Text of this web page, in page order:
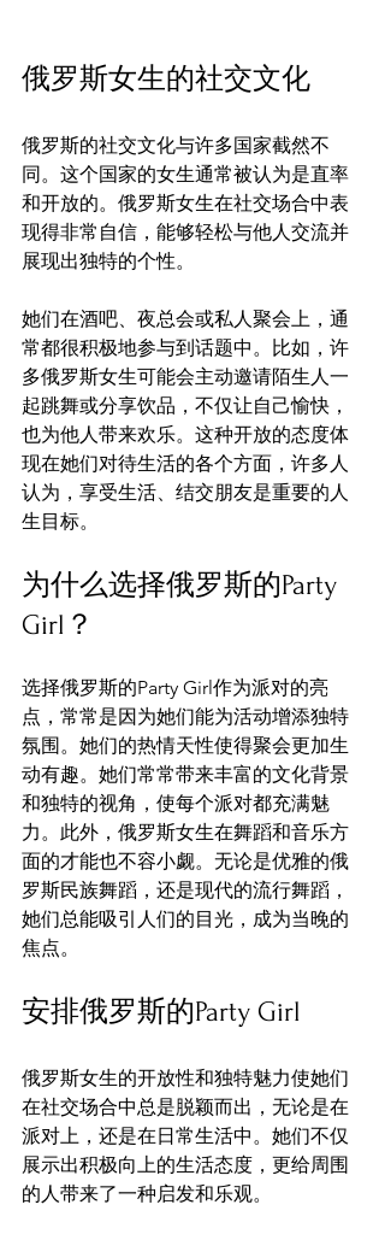
俄罗斯女生的社交文化
俄罗斯的社交文化与许多国家截然不
同。这个国家的女生通常被认为是直率
和开放的。俄罗斯女生在社交场合中表
现得非常自信，能够轻松与他人交流并
展现出独特的个性。
她们在酒吧、夜总会或私人聚会上，通
常都很积极地参与到话题中。比如，许
多俄罗斯女生可能会主动邀请陌生人一
起跳舞或分享饮品，不仅让自己愉快，
也为他人带来欢乐。这种开放的态度体
现在她们对待生活的各个方面，许多人
认为，享受生活、结交朋友是重要的人
生目标。
为什么选择俄罗斯的Party
Girl？
选择俄罗斯的Party Girl作为派对的亮
点，常常是因为她们能为活动增添独特
氛围。她们的热情天性使得聚会更加生
动有趣。她们常常带来丰富的文化背景
和独特的视角，使每个派对都充满魅
力。此外，俄罗斯女生在舞蹈和音乐方
面的才能也不容小觑。无论是优雅的俄
罗斯民族舞蹈，还是现代的流行舞蹈，
她们总能吸引人们的目光，成为当晚的
焦点。
安排俄罗斯的Party Girl
俄罗斯女生的开放性和独特魅力使她们
在社交场合中总是脱颖而出，无论是在
派对上，还是在日常生活中。她们不仅
展示出积极向上的生活态度，更给周围
的人带来了一种启发和乐观。